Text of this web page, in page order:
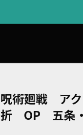
呪術廻戦 アク
折 OP 五条